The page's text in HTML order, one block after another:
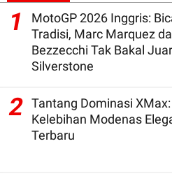
1
MotoGP 2026 Inggris:
Tradisi, Marc Marquez
Bezzecchi Tak Bakal Juara
Silverstone
2 Tantang Dominasi
Kelebihan Modenas
Terbaru